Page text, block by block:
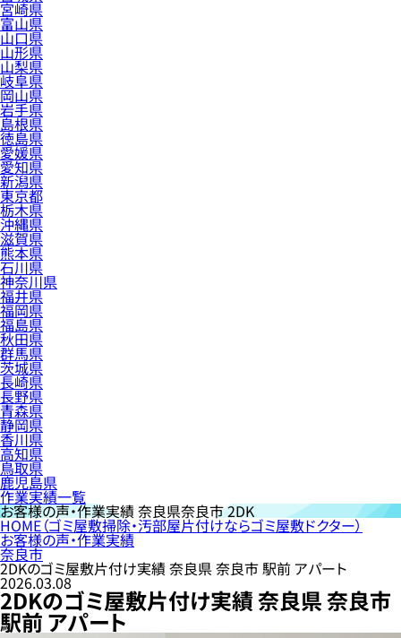
宮崎県
富山県
山口県
山形県
山梨県
岐阜県
岡山県
岩手県
島根県
徳島県
愛媛県
愛知県
新潟県
東京都
栃木県
沖縄県
滋賀県
熊本県
石川県
神奈川県
福井県
福岡県
福島県
秋田県
群馬県
茨城県
長崎県
長野県
青森県
静岡県
香川県
高知県
鳥取県
鹿児島県
作業実績一覧
お客様の声・作業実績奈良県奈良市 2DK
HOME（ゴミ屋敷掃除・汚部屋片付けならゴミ屋敷ドクター）
お客様の声・作業実績
奈良市
2DKのゴミ屋敷片付け実績 奈良県 奈良市 駅前 アパート
2026.03.08
2DKのゴミ屋敷片付け実績 奈良県 奈良市
駅前 アパート